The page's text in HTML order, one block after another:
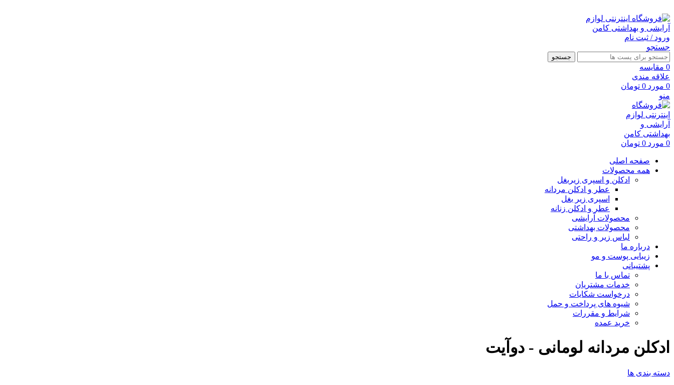
ورود / ثبت نام
جستجو
جستجو
0 مقايسه
علاقه مندی
0 مورد 0 تومان
منو
0 مورد 0 تومان
صفحه اصلی
همه محصولات
ادکلن و اسپری زیربغل
عطر و ادکلن مردانه
اسپری زیر بغل
عطر و ادکلن زنانه
محصولات آرایشی
محصولات بهداشتی
لباس زیر و راحتی
درباره ما
زیبایی پوست و مو
پشتیبانی
تماس با ما
خدمات مشتریان
درخواست شکایات
شیوه های پرداخت و حمل
شرایط و مقررات
خرید عمده
ادکلن مردانه لومانی - دوآیت
دسته بندی ها